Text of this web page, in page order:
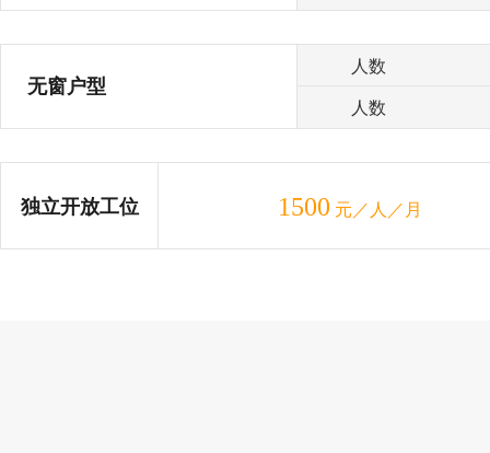
无窗户型
人数
人数
独立开放工位 1500 元／人／月